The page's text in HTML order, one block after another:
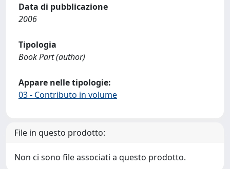
Data di pubblicazione
2006
Tipologia
Book Part (author)
Appare nelle tipologie:
03 - Contributo in volume
File in questo prodotto:
Non ci sono file associati a questo prodotto.